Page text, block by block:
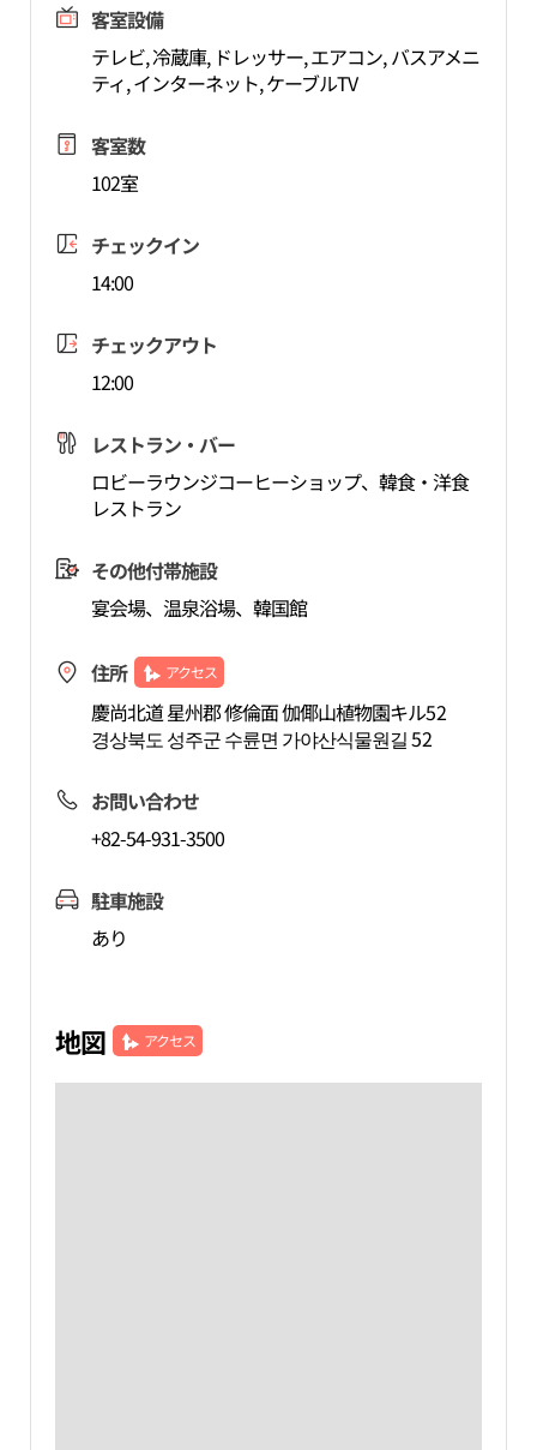
客室設備
テレビ, 冷蔵庫, ドレッサー, エアコン, バスアメニ
ティ, インターネット, ケーブルTV
客室数
102室
チェックイン
14:00
チェックアウト
12:00
レストラン・バー
ロビーラウンジコーヒーショップ、韓食・洋食
レストラン
その他付帯施設
宴会場、温泉浴場、韓国館
住所 アクセス
慶尚北道 星州郡 修倫面 伽倻山植物園キル52
경상북도 성주군 수륜면 가야산식물원길 52
お問い合わせ
+82-54-931-3500
駐車施設
あり
地図 アクセス